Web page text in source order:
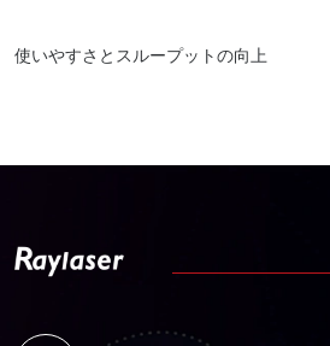
使いやすさとスループットの向上